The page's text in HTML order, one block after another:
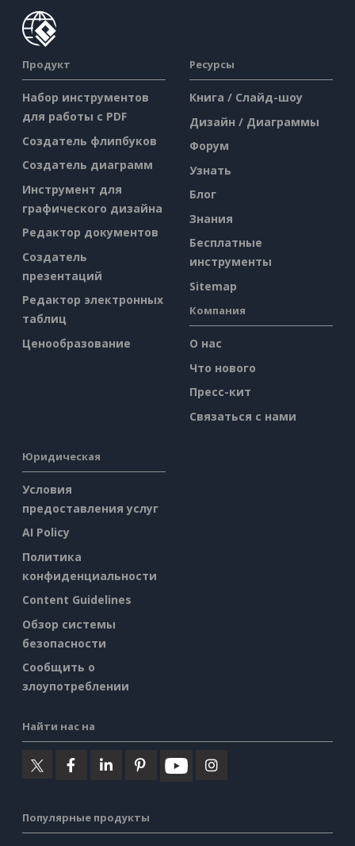
Продукт
Набор инструментов
для работы с PDF
Создатель флипбуков
Создатель диаграмм
Инструмент для
графического дизайна
Редактор документов
Создатель
презентаций
Редактор электронных
таблиц
Ценообразование
Ресурсы
Книга / Слайд-шоу
Дизайн / Диаграммы
Форум
Узнать
Блог
Знания
Бесплатные
инструменты
Sitemap
Компания
О нас
Что нового
Пресс-кит
Связаться с нами
Юридическая
Условия
предоставления услуг
AI Policy
Политика
конфиденциальности
Content Guidelines
Обзор системы
безопасности
Сообщить о
злоупотреблении
Найти нас на
Популярные продукты